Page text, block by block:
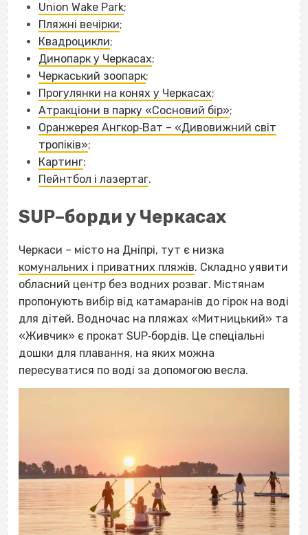
Union Wake Park;
Пляжні вечірки;
Квадроцикли;
Динопарк у Черкасах;
Черкаський зоопарк;
Прогулянки на конях у Черкасах;
Атракціони в парку «Сосновий бір»;
Оранжерея Ангкор‐Ват – «Дивовижний світ
тропіків»;
Картинг;
Пейнтбол і лазертаг.
SUP–борди у Черкасах
Черкаси – місто на Дніпрі, тут є низка
комунальних і приватних пляжів. Складно уявити
обласний центр без водних розваг. Містянам
пропонують вибір від катамаранів до гірок на воді
для дітей. Водночас на пляжах «Митницький» та
«Живчик» є прокат SUP‐бордів. Це спеціальні
дошки для плавання, на яких можна
пересуватися по воді за допомогою весла.